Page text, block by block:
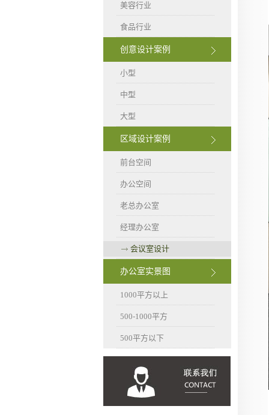
美容行业
食品行业
创意设计案例
小型
中型
大型
区域设计案例
前台空间
办公空间
老总办公室
经理办公室
会议室设计
办公室实景图
1000平方以上
500-1000平方
500平方以下